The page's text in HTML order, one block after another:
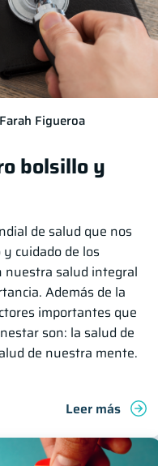
Farah Figueroa
bolsillo y
de salud que nos
cuidado de los
salud integral
Además de la
importantes que
son: la salud de
de nuestra mente.
Leer más